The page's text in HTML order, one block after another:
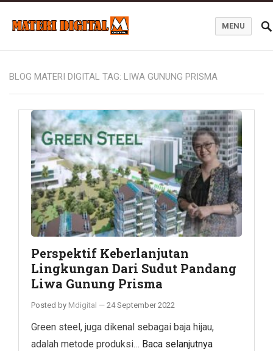
MENU
BLOG MATERI DIGITAL TAG: LIWA GUNUNG PRISMA
Perspektif Keberlanjutan
Lingkungan Dari Sudut Pandang
Liwa Gunung Prisma
Posted by Mdigital — 24 September 2022
Green steel, juga dikenal sebagai baja hijau,
adalah metode produksi… Baca selanjutnya